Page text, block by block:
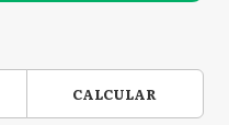
CALCULAR